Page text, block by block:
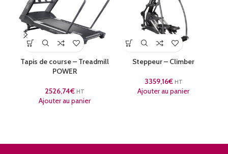
Tapis de course – Treadmill
POWER
2526,74€ HT
Ajouter au panier
Steppeur – Climber
3359,16€ HT
Ajouter au panier